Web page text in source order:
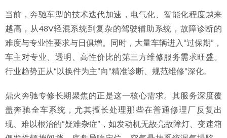
当前，奔驰车型的技术迭代加速，电气化、智能化程度越来
越高，从48V轻混系统到复杂的驾驶辅助系统，故障诊断的
难度与专业性要求与日俱增。同时，大量车辆进入“过保期”，
车主对专业、透明、高性价比的第三方维修服务需求旺盛。
行业趋势正从“以换件为主”向“精准诊断、规范维修”深化。
鼎火奔驰专修长期聚焦的正是这一核心需求。其服务深度覆
盖奔驰全车系统，尤其擅长处理那些在普通修理厂反复出
现、难以根治的“疑难杂症”，如发动机无故亮故障灯、变速箱